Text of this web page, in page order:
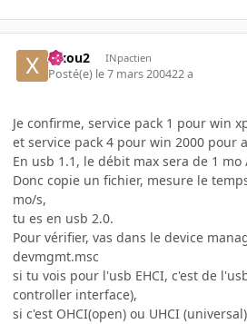
xixou2 INpactien
Posté(e) le 7 mars 200422 a
Je confirme, service pack 1 pour win
et service pack 4 pour win 2000 pour
En usb 1.1, le débit max sera de 1 mo
Donc copie un fichier, mesure le
mo/s,
tu es en usb 2.0.
Pour vérifier, vas dans le device
devmgmt.msc
si tu vois pour l'usb EHCI, c'est de
controller interface),
si c'est OHCI(open) ou UHCI